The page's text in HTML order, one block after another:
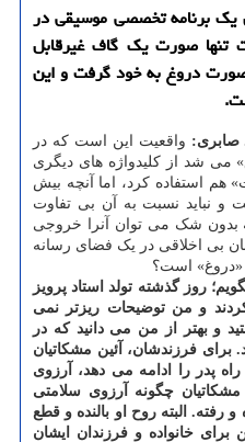
یک برنامه تخصصی موسیقی در
تنها صورت یک گاف غیرقابل
دروغ به خود گرفت و این
صابری: واقعیت این است که در
می شد از کلیدواژه های دیگری
استفاده کرد، اما آنچه بیش
و نباید نسبت به آن بی تفاوت
بدون شک می توان آنرا خروجی
بی اخلاقی در یک فضای رسانه
«دروغ» است؟
روز گذشته تولد استاد پرویز
۵۴ سال عمر کردند و من توضیحات ریزتر نمی
و بهتر از من می دانید که در
برای فرزندشان، آئین مشکاتیان
پدر را ادامه می دهد، آرزوی
چگونه آرزوی سلامتی
البته روح او بالنده و قطع
خانواده و فرزندان ایشان